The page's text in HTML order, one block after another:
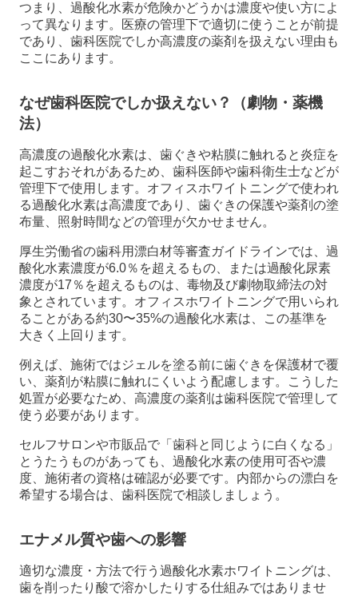
つまり、過酸化水素が危険かどうかは濃度や使い方によ
って異なります。医療の管理下で適切に使うことが前提
であり、歯科医院でしか高濃度の薬剤を扱えない理由も
ここにあります。
なぜ歯科医院でしか扱えない？（劇物・薬機
法）
高濃度の過酸化水素は、歯ぐきや粘膜に触れると炎症を
起こすおそれがあるため、歯科医師や歯科衛生士などが
管理下で使用します。オフィスホワイトニングで使われ
る過酸化水素は高濃度であり、歯ぐきの保護や薬剤の塗
布量、照射時間などの管理が欠かせません。
厚生労働省の歯科用漂白材等審査ガイドラインでは、過
酸化水素濃度が6.0％を超えるもの、または過酸化尿素
濃度が17％を超えるものは、毒物及び劇物取締法の対
象とされています。オフィスホワイトニングで用いられ
ることがある約30〜35%の過酸化水素は、この基準を
大きく上回ります。
例えば、施術ではジェルを塗る前に歯ぐきを保護材で覆
い、薬剤が粘膜に触れにくいよう配慮します。こうした
処置が必要なため、高濃度の薬剤は歯科医院で管理して
使う必要があります。
セルフサロンや市販品で「歯科と同じように白くなる」
とうたうものがあっても、過酸化水素の使用可否や濃
度、施術者の資格は確認が必要です。内部からの漂白を
希望する場合は、歯科医院で相談しましょう。
エナメル質や歯への影響
適切な濃度・方法で行う過酸化水素ホワイトニングは、
歯を削ったり酸で溶かしたりする仕組みではありませ